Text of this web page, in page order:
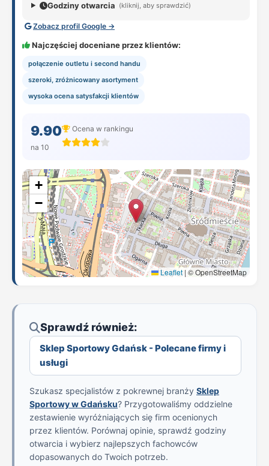
Godziny otwarcia (kliknij, aby sprawdzić)
Zobacz profil Google →
Najczęściej doceniane przez klientów:
połączenie outletu i second handu
szeroki, zróżnicowany asortyment
wysoka ocena satysfakcji klientów
9.90
na 10
Ocena w rankingu
+
−
Leaflet | © OpenStreetMap
Sprawdź również:
Sklep Sportowy Gdańsk - Polecane firmy i
usługi
Szukasz specjalistów z pokrewnej branży Sklep
Sportowy w Gdańsku? Przygotowaliśmy oddzielne
zestawienie wyróżniających się firm ocenionych
przez klientów. Porównaj opinie, sprawdź godziny
otwarcia i wybierz najlepszych fachowców
dopasowanych do Twoich potrzeb.